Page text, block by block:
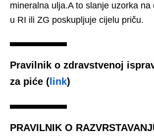
mineralna ulja.A to slanje uzorka na
u RI ili ZG poskupljuje cijelu priču.
Pravilnik o zdravstvenoj
za piće ( link)
PRAVILNIK O